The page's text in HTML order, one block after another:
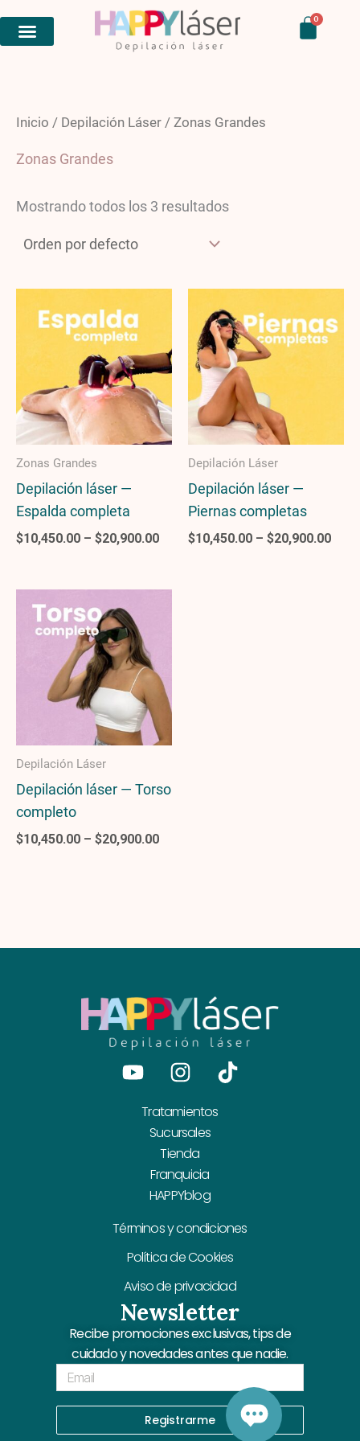
0
Inicio / Depilación Láser / Zonas Grandes
Zonas Grandes
Mostrando todos los 3 resultados
Zonas Grandes
Depilación láser —
Espalda completa
$10,450.00 – $20,900.00
$10,450.00
through
$20,900.00
Depilación Láser
Depilación láser —
Piernas completas
$10,450.00 – $20,900.00
Depilación Láser
Depilación láser — Torso
completo
$10,450.00 – $20,900.00
YoutubeInstagram
Tiktok
Tratamientos
Sucursales
Tienda
Franquicia
HAPPYblog
Términos y condiciones
Política de Cookies
Aviso de privacidad
Newsletter
Recibe promociones exclusivas, tips de
cuidado y novedades antes que nadie.
Email
Registrarme